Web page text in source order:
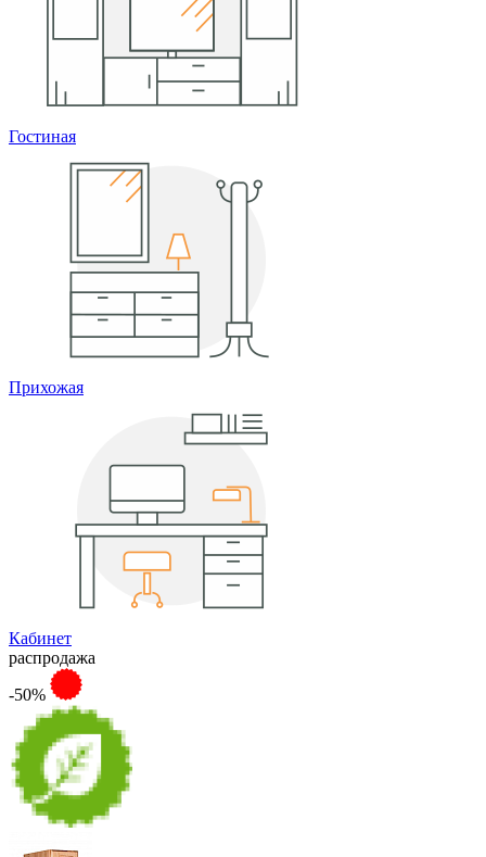
Гостиная
Прихожая
Кабинет
распродажа
-50%